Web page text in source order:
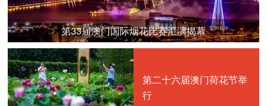
第33届澳门国际烟花比赛汇演揭幕
第二十六届澳门荷花节举
行